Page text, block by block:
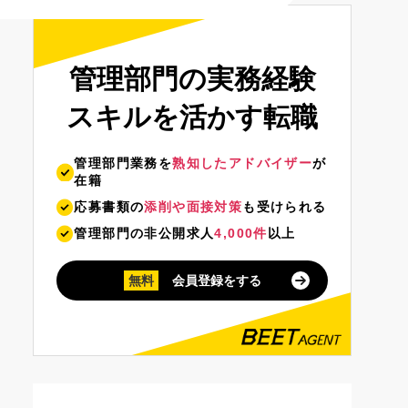
管理部門の実務経験
スキルを活かす転職
管理部門業務を熟知したアドバイザーが
在籍
応募書類の添削や面接対策も受けられる
管理部門の非公開求人4,000件以上
無料 会員登録をする